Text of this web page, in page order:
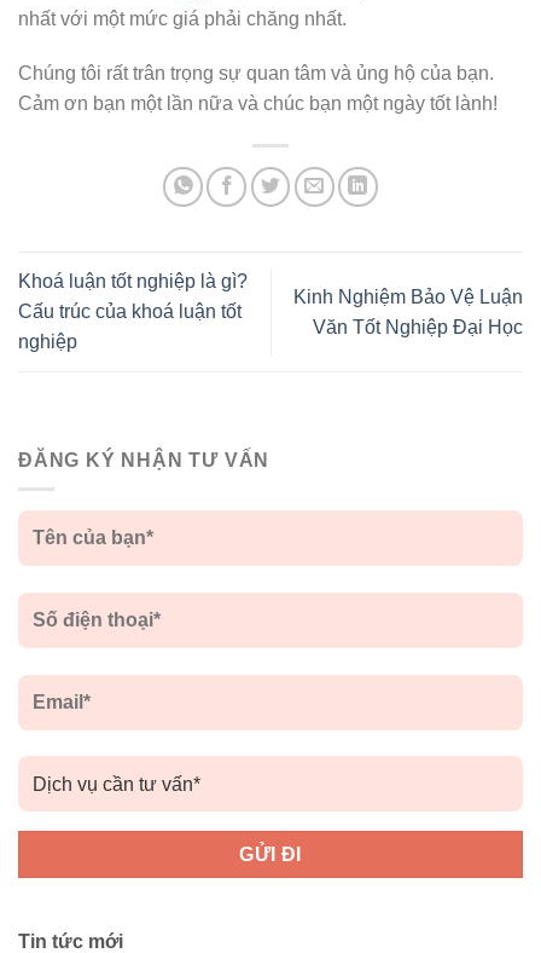
nhất với một mức giá phải chăng nhất.
Chúng tôi rất trân trọng sự quan tâm và ủng hộ của bạn.
Cảm ơn bạn một lần nữa và chúc bạn một ngày tốt lành!
Khoá luận tốt nghiệp là gì?
Cấu trúc của khoá luận tốt
nghiệp
Kinh Nghiệm Bảo Vệ Luận
Văn Tốt Nghiệp Đại Học
ĐĂNG KÝ NHẬN TƯ VẤN
Tin tức mới